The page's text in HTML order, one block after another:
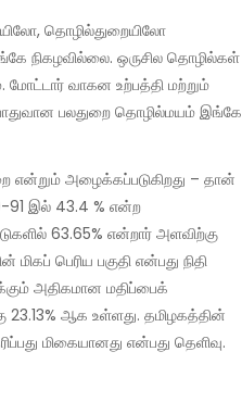
நிகழவில்லை. ஒருசில தொழில்கள்
வாகன உற்பத்தி மற்றும்
பலதுறை தொழில்மயம் இங்கே
91 இல் 43.4 % என்ற
63.65% என்றார் அளவிற்கு
பெரிய பகுதி என்பது நிதி
அதிகமான மதிப்பைக்
23.13% ஆக உள்ளது. தமிழகத்தின்
மிகையானது என்பது தெளிவு.